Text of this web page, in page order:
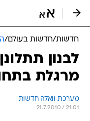
חדשות/חדשות בעולם/
לבנון
מרגלת
מערכת וואלה חדשות
21.7.2010 / 21:01